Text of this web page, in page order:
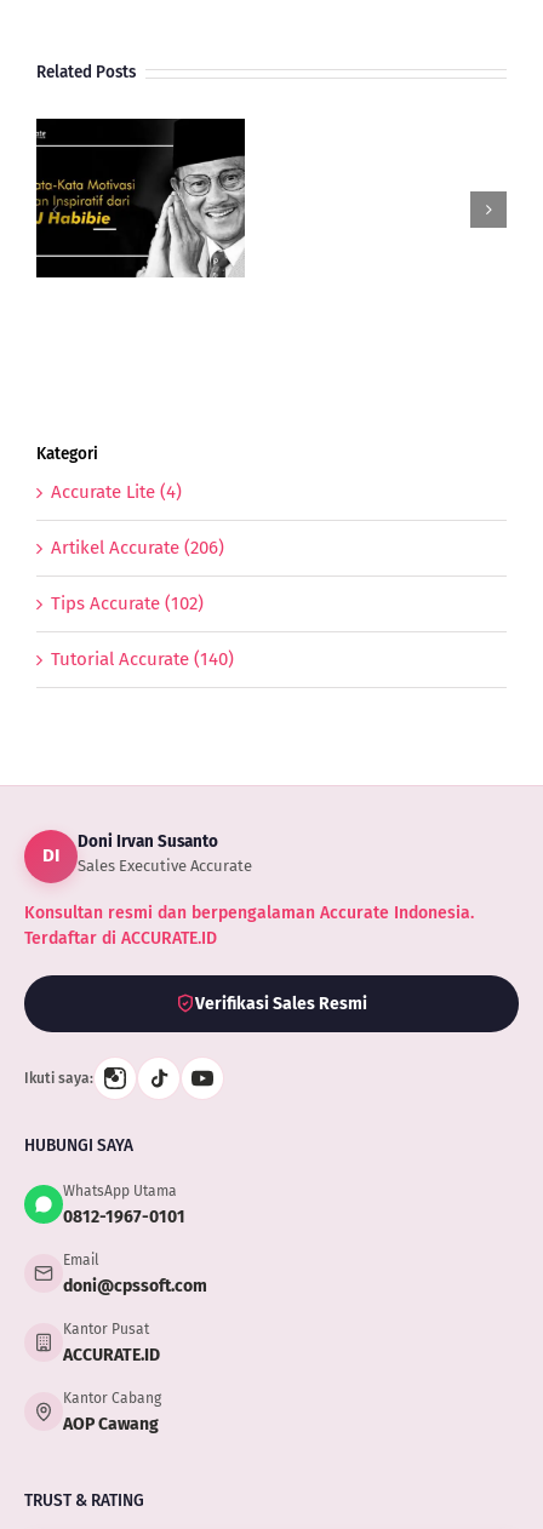
Related Posts
Kategori
Accurate Lite (4)
Artikel Accurate (206)
Tips Accurate (102)
Tutorial Accurate (140)
DI
Doni Irvan Susanto
Sales Executive Accurate
Konsultan resmi dan berpengalaman Accurate Indonesia.
Terdaftar di ACCURATE.ID
Verifikasi Sales Resmi
Ikuti saya:
HUBUNGI SAYA
WhatsApp Utama
0812-1967-0101
Email
doni@cpssoft.com
Kantor Pusat
ACCURATE.ID
Kantor Cabang
AOP Cawang
TRUST & RATING